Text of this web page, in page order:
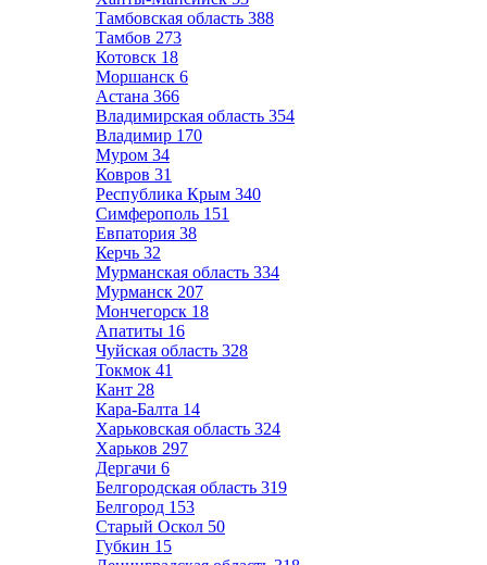
Тамбовская область 388
Тамбов 273
Котовск 18
Моршанск 6
Астана 366
Владимирская область 354
Владимир 170
Муром 34
Ковров 31
Республика Крым 340
Симферополь 151
Евпатория 38
Керчь 32
Мурманская область 334
Мурманск 207
Мончегорск 18
Апатиты 16
Чуйская область 328
Токмок 41
Кант 28
Кара-Балта 14
Харьковская область 324
Харьков 297
Дергачи 6
Белгородская область 319
Белгород 153
Старый Оскол 50
Губкин 15